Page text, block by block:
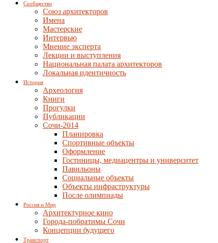
Сообщество
Союз архитекторов
Имена
Мастерские
Интервью
Мнение эксперта
Лекции и выступления
Национальная палата архитекторов
Локальная идентичность
История
Археология
Книги
Прогулки
Публикации
Сочи-2014
Планировка
Спортивные объекты
Оформление
Гостиницы, медиацентры и университет
Павильоны
Социальные объекты
Объекты инфраструктуры
После олимпиады
Россия и Мир
Архитектурное кино
Города-побратимы Сочи
Концепции будущего
Транспорт